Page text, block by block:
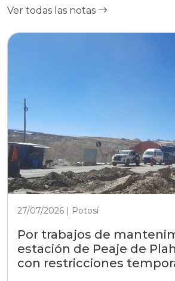
Ver todas las notas
27/07/2026 | Potosí
Por trabajos de
estación de Peaje de
con restricciones